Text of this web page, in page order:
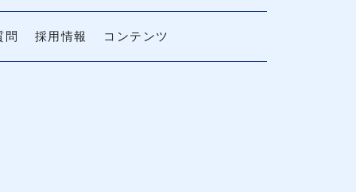
問 採用情報 コンテンツ